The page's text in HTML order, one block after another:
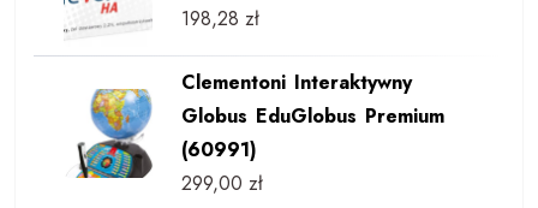
198,28 zł
Clementoni Interaktywny
Globus EduGlobus Premium
(60991)
299,00 zł